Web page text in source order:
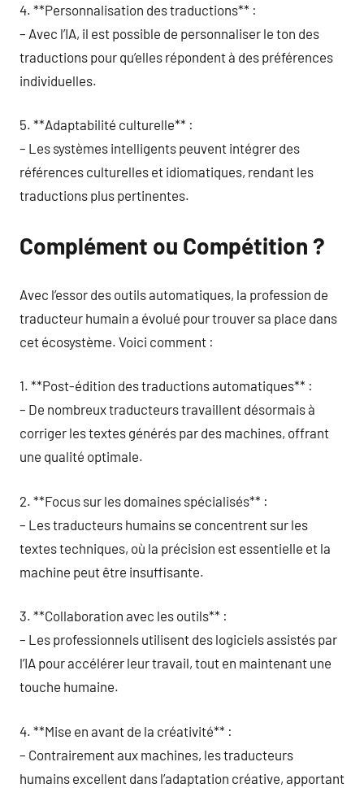
4. **Personnalisation des traductions** :
– Avec l’IA, il est possible de personnaliser le ton des
traductions pour qu’elles répondent à des préférences
individuelles.
5. **Adaptabilité culturelle** :
– Les systèmes intelligents peuvent intégrer des
références culturelles et idiomatiques, rendant les
traductions plus pertinentes.
Complément ou Compétition ?
Avec l’essor des outils automatiques, la profession de
traducteur humain a évolué pour trouver sa place dans
cet écosystème. Voici comment :
1. **Post-édition des traductions automatiques** :
– De nombreux traducteurs travaillent désormais à
corriger les textes générés par des machines, offrant
une qualité optimale.
2. **Focus sur les domaines spécialisés** :
– Les traducteurs humains se concentrent sur les
textes techniques, où la précision est essentielle et la
machine peut être insuffisante.
3. **Collaboration avec les outils** :
– Les professionnels utilisent des logiciels assistés par
l’IA pour accélérer leur travail, tout en maintenant une
touche humaine.
4. **Mise en avant de la créativité** :
– Contrairement aux machines, les traducteurs
humains excellent dans l’adaptation créative, apportant